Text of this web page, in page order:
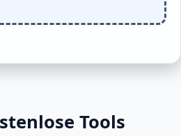
Tools